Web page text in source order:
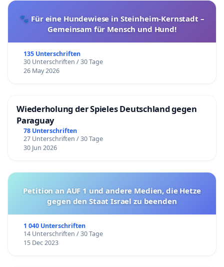
🐾 Für eine Hundewiese in Steinheim-Kernstadt –
Gemeinsam für Mensch und Hund!
135 Unterschriften
30 Unterschriften / 30 Tage
26 May 2026
Wiederholung der Spieles Deutschland gegen
Paraguay
78 Unterschriften
27 Unterschriften / 30 Tage
30 Jun 2026
Petition an AUF 1 und andere Medien, die Hetze
gegen den Staat Israel zu beenden
1 040 Unterschriften
14 Unterschriften / 30 Tage
15 Dec 2023